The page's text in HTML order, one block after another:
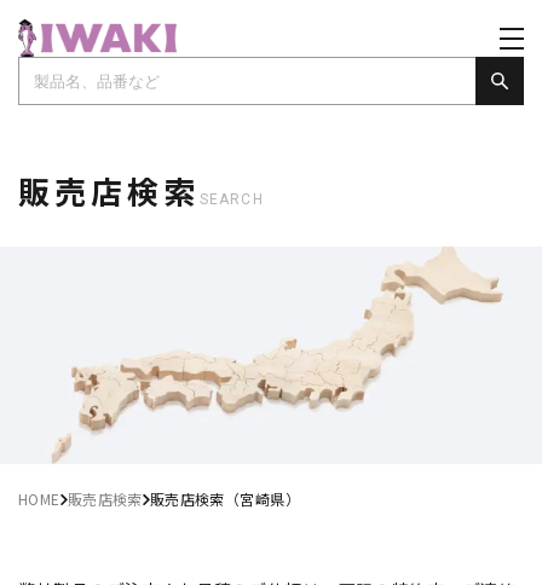
販売店検索 SEARCH
HOME 販売店検索 販売店検索（宮崎県）